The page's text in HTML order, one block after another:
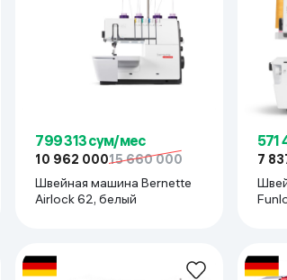
799 313 сум/мес
10 962 00015 660 000
Швейная машина Bernette
Airlock 62, белый
571
7